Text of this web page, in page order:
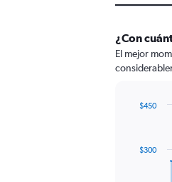
¿Con
El mejor
data
$300
$450